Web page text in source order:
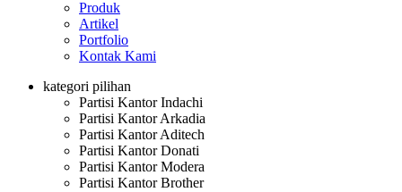
Produk
Artikel
Portfolio
Kontak Kami
kategori pilihan
Partisi Kantor Indachi
Partisi Kantor Arkadia
Partisi Kantor Aditech
Partisi Kantor Donati
Partisi Kantor Modera
Partisi Kantor Brother